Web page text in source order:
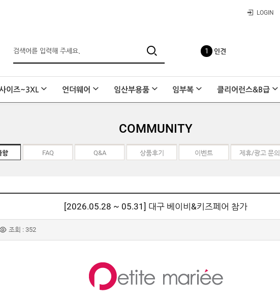
LOGIN
6
이즈~3XL 언더웨어 임산부용품 임부복 클리어런스&B급
COMMUNITY
항 FAQ Q&A 상품후기 이벤트 제휴/광고 문의
[2026.05.28 ~ 05.31] 대구 베이비&키즈페어 참가
조회 : 352